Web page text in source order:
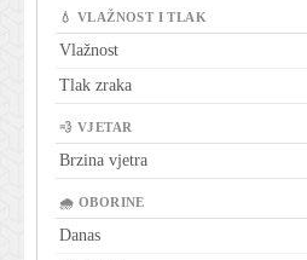
💧 VLAŽNOST I TLAK
Vlažnost
Tlak zraka
💨 VJETAR
Brzina vjetra
🌧 OBORINE
Danas